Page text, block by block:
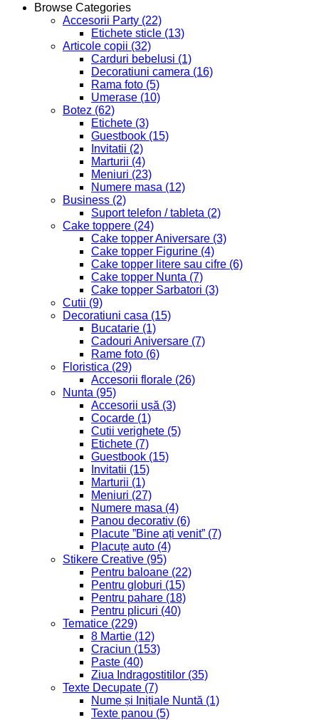
Browse Categories
Accesorii Party (22)
Etichete sticle (13)
Articole copii (32)
Carduri bebelusi (1)
Decoratiuni camera (16)
Rama foto (5)
Umerase (10)
Botez (62)
Etichete (3)
Guestbook (15)
Invitatii (2)
Marturii (4)
Meniuri (23)
Numere masa (12)
Business (2)
Suport telefon / tableta (2)
Cake toppere (24)
Cake topper Aniversare (3)
Cake topper Figurine (4)
Cake topper litere sau cifre (6)
Cake topper Nunta (7)
Cake topper Sarbatori (3)
Cutii (9)
Decoratiuni casa (15)
Bucatarie (1)
Cadouri Aniversare (7)
Rame foto (6)
Floristica (29)
Accesorii florale (26)
Nunta (95)
Accesorii ușă (3)
Cocarde (1)
Cutii verighete (5)
Etichete (7)
Guestbook (15)
Invitatii (15)
Marturii (1)
Meniuri (27)
Numere masa (4)
Panou decorativ (6)
Placute ”Bine ați venit” (7)
Placuțe auto (4)
Stikere Creative (95)
Pentru baloane (22)
Pentru globuri (15)
Pentru pahare (18)
Pentru plicuri (40)
Tematice (229)
8 Martie (12)
Craciun (153)
Paste (40)
Ziua Indragostitilor (35)
Texte Decupate (7)
Nume și Inițiale Nuntă (1)
Texte panou (5)